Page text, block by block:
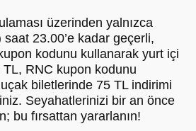
üzerinden yalnızca
23.00’e kadar geçerli,
kupon kodunu kullanarak yurt içi
RNC kupon kodunu
uçak biletlerinde 75 TL indirimi
Seyahatlerinizi bir an önce
bu fırsattan yararlanın!